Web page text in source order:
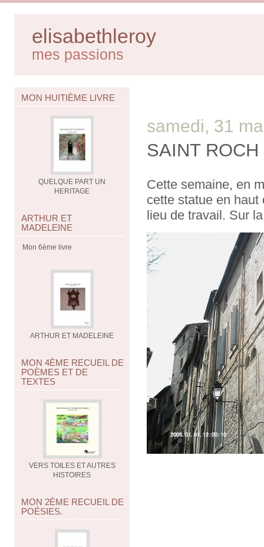
elisabethleroy
mes passions
MON HUITIÈME LIVRE
QUELQUE PART UN
HERITAGE
ARTHUR ET
MADELEINE
Mon 6ème livre
ARTHUR ET MADELEINE
MON 4ÈME RECUEIL DE
POÈMES ET DE
TEXTES
VERS TOILES ET AUTRES
HISTOIRES
MON 2ÈME RECUEIL DE
POÉSIES.
samedi, 31
SAINT ROCH
Cette semaine, en
cette statue en
lieu de travail. Sur